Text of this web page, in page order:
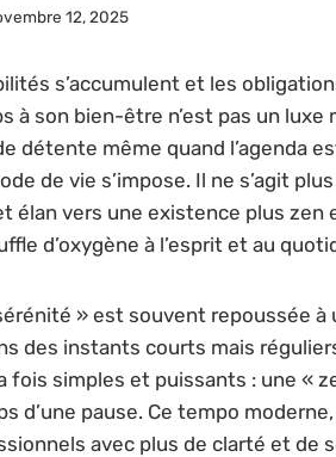
12, 2025
s’accumulent et les
son bien-être n’est pas un luxe
même quand l’agenda
de vie s’impose. Il ne s’agit
vers une existence plus
d’oxygène à l’esprit et au
» est souvent repoussée
des instants courts mais
simples et puissants : une «
pause. Ce tempo
avec plus de clarté et de